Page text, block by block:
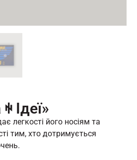
Ідеї»
легкості його носіям та
тим, хто дотримується